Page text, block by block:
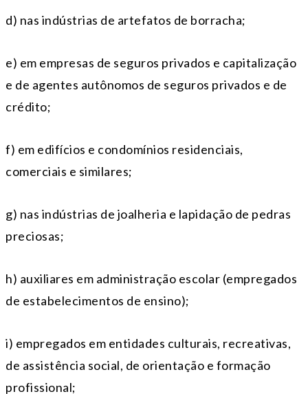
d) nas indústrias de artefatos de borracha;
e) em empresas de seguros privados e capitalização
e de agentes autônomos de seguros privados e de
crédito;
f) em edifícios e condomínios residenciais,
comerciais e similares;
g) nas indústrias de joalheria e lapidação de pedras
preciosas;
h) auxiliares em administração escolar (empregados
de estabelecimentos de ensino);
i) empregados em entidades culturais, recreativas,
de assistência social, de orientação e formação
profissional;